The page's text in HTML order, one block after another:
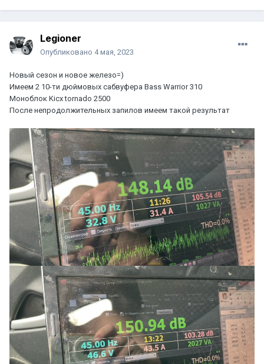
Legioner
Опубликовано 4 мая, 2023
Новый сезон и новое железо=)
Имеем 2 10-ти дюймовых сабвуфера Bass Warrior 310
Моноблок Kicx tornado 2500
После непродолжительных запилов имеем такой результат